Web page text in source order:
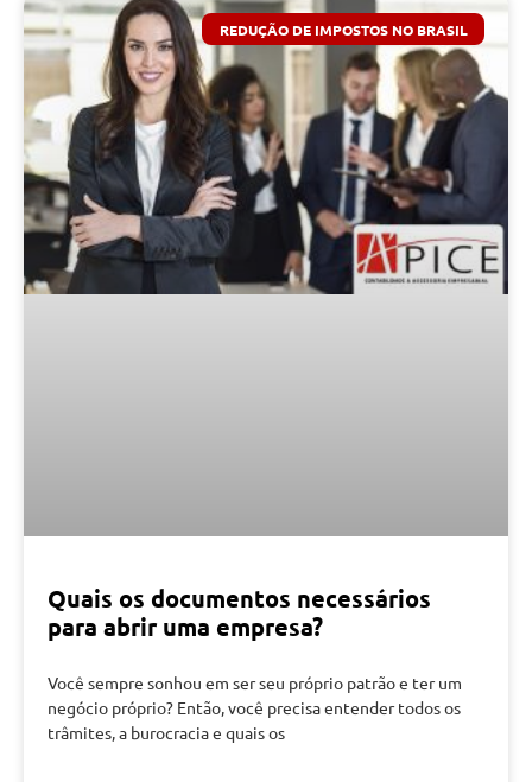
REDUÇÃO DE IMPOSTOS NO BRASIL
Quais os documentos necessários
para abrir uma empresa?
Você sempre sonhou em ser seu próprio patrão e ter um
negócio próprio? Então, você precisa entender todos os
trâmites, a burocracia e quais os